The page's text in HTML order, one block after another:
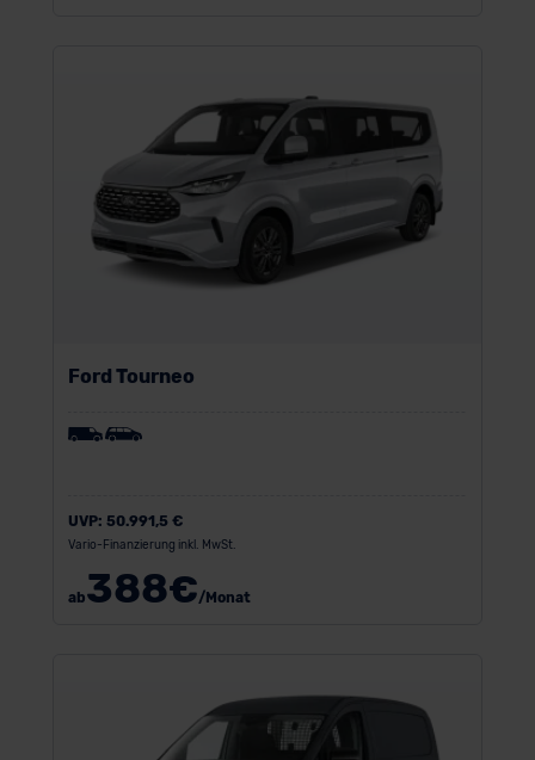
Ford Tourneo
UVP: 50.991,5 €
Vario-Finanzierung inkl. MwSt.
ab388€/Monat